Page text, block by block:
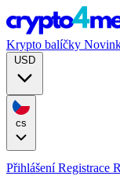
Krypto balíčky
PřihlášeníRegistrace